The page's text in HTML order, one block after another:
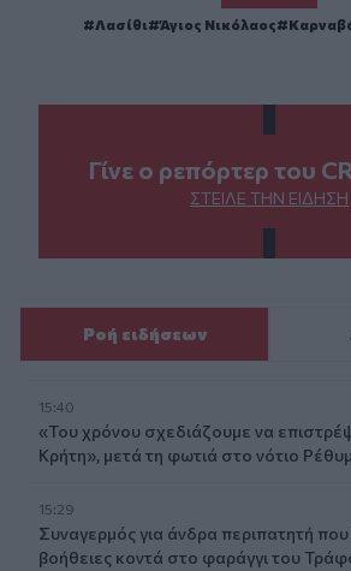
Λασίθι Άγιος Νικόλαος
Γίνε ο ρεπόρτερ του
ΣΤΕΊΛΕ ΤΗΝ ΕΊΔΗΣΗ
Ροή ειδήσεων
15:40
«Του χρόνου σχεδιάζουμε να
Κρήτη», μετά τη φωτιά στο νότιο
15:29
Συναγερμός για άνδρα περιπατητή
βοήθειες κοντά στο φαράγγι του